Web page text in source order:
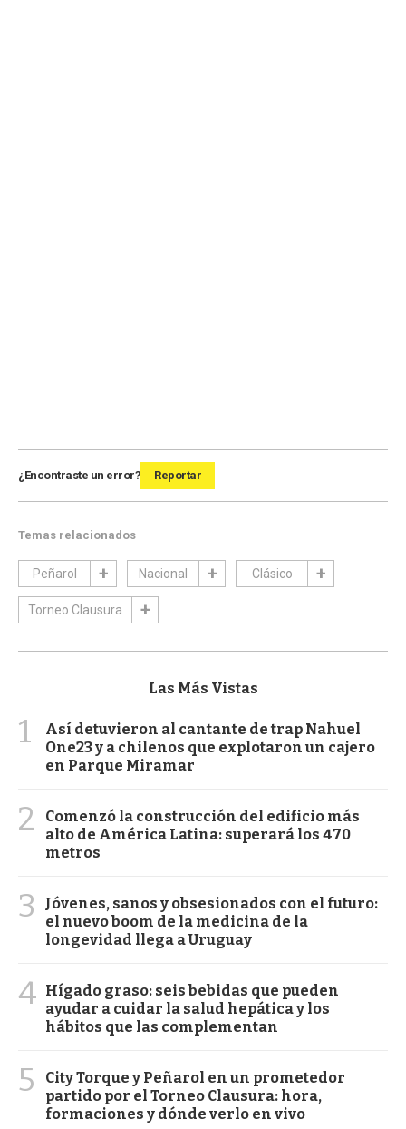
¿Encontraste un error? Reportar
Temas relacionados
Peñarol Nacional Clásico
Torneo Clausura
Las Más Vistas
1
Así detuvieron al cantante de trap Nahuel
One23 y a chilenos que explotaron un cajero
en Parque Miramar
2
Comenzó la construcción del edificio más
alto de América Latina: superará los 470
metros
3
Jóvenes, sanos y obsesionados con el futuro:
el nuevo boom de la medicina de la
longevidad llega a Uruguay
4 Hígado graso: seis bebidas que pueden
ayudar a cuidar la salud hepática y los
hábitos que las complementan
5
City Torque y Peñarol en un prometedor
partido por el Torneo Clausura: hora,
formaciones y dónde verlo en vivo